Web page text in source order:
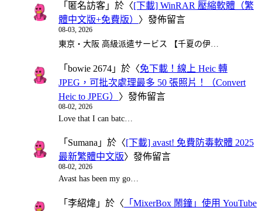
「 匿名訪客 」於〈[下載] WinRAR 壓縮軟體（繁
體中文版+免費版） 〉發佈留言
08-03, 2026
東京・大阪 高級派遣サービス 【千夏の伊…
「 bowie 2674 」於〈免下載！線上 Heic 轉
JPEG，可批次處理最多 50 張照片！（Convert
Heic to JPEG） 〉發佈留言
08-02, 2026
Love that I can batc…
「 Sumana 」於〈[下載] avast! 免費防毒軟體 2025
最新繁體中文版〉發佈留言
08-02, 2026
Avast has been my go…
「 李紹煒 」於〈 「MixerBox 鬧鐘」使用 YouTube